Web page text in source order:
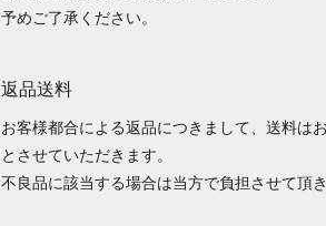
予めご了承ください。
返品送料
お客様都合による返品につきまして、送料は
とさせていただきます。
不良品に該当する場合は当方で負担させて頂き